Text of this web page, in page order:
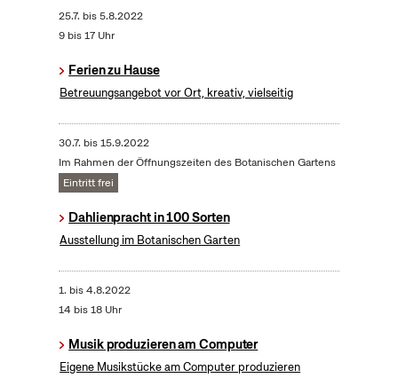
25.7. bis5.8.2022
9 bis 17 Uhr
Ferien zu Hause
Betreuungsangebot vor Ort, kreativ, vielseitig
30.7. bis15.9.2022
Im Rahmen der Öffnungszeiten des Botanischen Gartens
Eintritt frei
Dahlienpracht in 100 Sorten
Ausstellung im Botanischen Garten
1. bis4.8.2022
14 bis 18 Uhr
Musik produzieren am Computer
Eigene Musikstücke am Computer produzieren